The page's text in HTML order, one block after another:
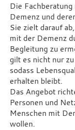
Die
Demenz und
Sie zielt darauf
mit der Demenz
Begleitung zu
gilt es nicht nur
sodass
erhalten bleibt.
Das Angebot
Personen und
Menschen mit
wollen.